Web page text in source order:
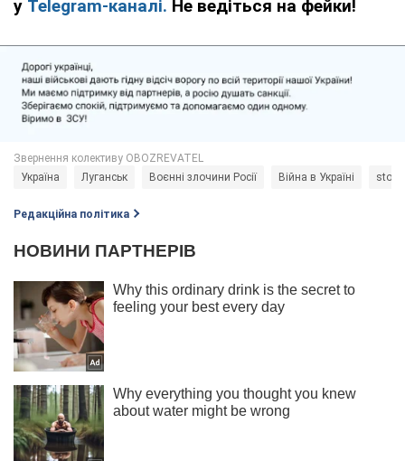
у Telegram-каналі. Не ведіться на фейки!
Україна Луганськ Воєнні злочини Росії Війна в Україні
Редакційна політика